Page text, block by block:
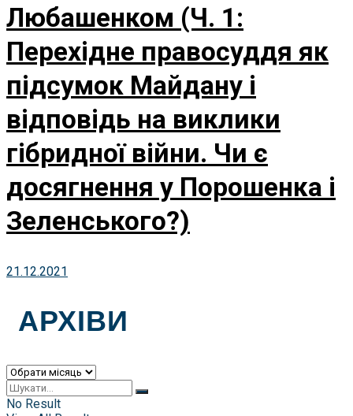
Любашенком (Ч. 1:
Перехідне правосуддя як
підсумок Майдану і
відповідь на виклики
гібридної війни. Чи є
досягнення у Порошенка і
Зеленського?)
21.12.2021
АРХІВИ
Архіви
No Result